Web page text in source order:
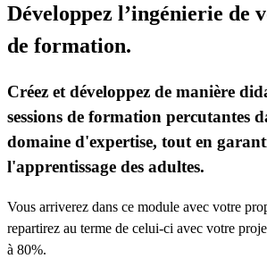
Développez l’ingénierie de
de formation.
Créez et développez de manière
sessions de formation percutantes
domaine d'expertise, tout en
l'apprentissage des adultes.
Vous arriverez dans ce module avec votre
repartirez au terme de celui-ci avec votre
à 80%.